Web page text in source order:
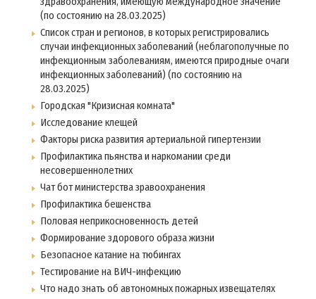
(по состоянию на 28.03.2025)
Список стран и регионов, в которых регистрировались
случаи инфекционных заболеваний (неблагополучные по
инфекционным заболеваниям, имеются природные очаги
инфекционных заболеваний) (по состоянию на
28.03.2025)
Городская "Кризисная комната"
Исследование клещей
Факторы риска развития артериальной гипертензии
Профилактика пьянства и наркомании среди
несовершеннолетних
Чат бот министерства зравоохранения
Профилактика бешенства
Половая неприкосновенность детей
Формирование здорового образа жизни
Безопасное катание на тюбингах
Тестирование на ВИЧ-инфекцию
Что надо знать об автономных пожарных извещателях